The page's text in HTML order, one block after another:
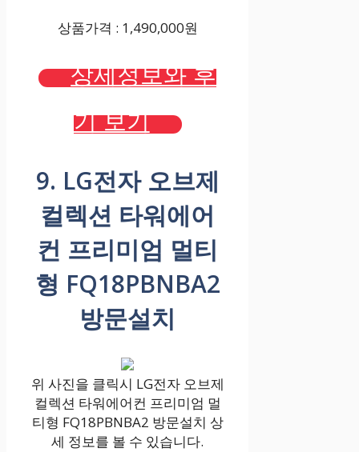
상품가격 : 1,490,000원
상세정보와 후
기 보기
9. LG전자 오브제
컬렉션 타워에어
컨 프리미엄 멀티
형 FQ18PBNBA2
방문설치
위 사진을 클릭시 LG전자 오브제
컬렉션 타워에어컨 프리미엄 멀
티형 FQ18PBNBA2 방문설치 상
세 정보를 볼 수 있습니다.